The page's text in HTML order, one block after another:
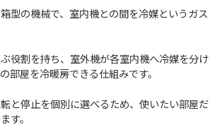
型の機械で、室内機との間を冷媒というガス
役割を持ち、室外機が各室内機へ冷媒を分け
部屋を冷暖房できる仕組みです。
と停止を個別に選べるため、使いたい部屋だ
す。